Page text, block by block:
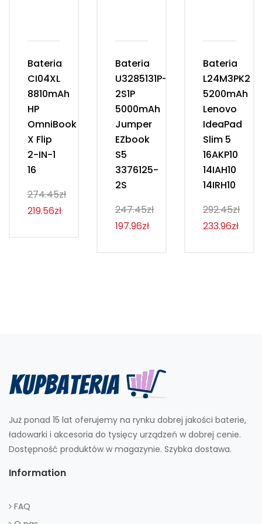
Bateria
CI04XL
8810mAh
HP
OmniBook
X Flip
2-IN-1
16
274.45zł
219.56zł
Bateria
U3285131P-
2S1P
5000mAh
Jumper
EZbook
S5
3376125-
2S
247.45zł
197.96zł
Bateria
L24M3PK2
5200mAh
Lenovo
IdeaPad
Slim 5
16AKP10
14IAH10
14IRH10
292.45zł
233.96zł
Już ponad 15 lat oferujemy na rynku dobrej jakości baterie,
ładowarki i akcesoria do tysięcy urządzeń w dobrej cenie.
Dostępność produktów w magazynie. Szybka dostawa.
Information
FAQ